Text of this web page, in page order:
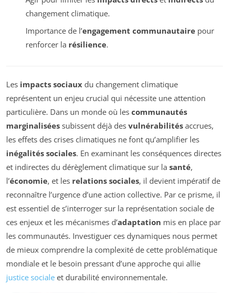
changement climatique.
Importance de l’engagement communautairepour
renforcer la résilience.
Les impacts sociaux du changement climatique
représentent un enjeu crucial qui nécessite une attention
particulière. Dans un monde où les communautés
marginalisées subissent déjà des vulnérabilités accrues,
les effets des crises climatiques ne font qu’amplifier les
inégalités sociales. En examinant les conséquences directes
et indirectes du dérèglement climatique sur la santé,
l’économie, et les relations sociales, il devient impératif de
reconnaître l’urgence d’une action collective. Par ce prisme, il
est essentiel de s’interroger sur la représentation sociale de
ces enjeux et les mécanismes d’adaptation mis en place par
les communautés. Investiguer ces dynamiques nous permet
de mieux comprendre la complexité de cette problématique
mondiale et le besoin pressant d’une approche qui allie
justice sociale et durabilité environnementale.